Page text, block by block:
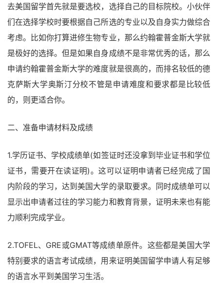
去美国留学首先就是要选校，选择自己的目标院校。小伙伴
们在选择学校时要根据自己所选的专业以及自身实力做综合
考虑。比如你打算进修生物专业，那么约翰霍普金斯大学就
是极好的选择。但是如果自身成绩不是非常优秀的话，那么
申请约翰霍普金斯大学的难度就是很高的，而排名较低的德
克萨斯大学奥斯汀分校不管是申请难度和要求都是比较低
的，则更适合你。
二、准备申请材料及成绩
1.学历证书、学校成绩单(如签证时还没拿到毕业证书和学位
证书，需要开在读证明)。这可以证明申请者已经完成了国
内阶段的学习，达到美国大学的录取要求。同时成绩单可以
显示出申请者过往的学习能力和教育背景，证明未来也有能
力顺利完成学业。
2.TOFEL、GRE或GMAT等成绩单原件。这些都是美国大学
特别要求的语言考试成绩，用来证明美国留学申请人有足够
的语言水平到美国学习生活。